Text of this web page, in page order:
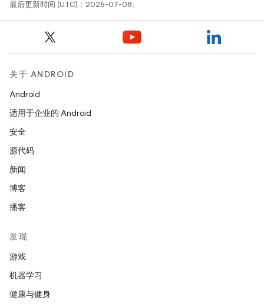
最后更新时间 (UTC)：2026-07-08。
关于 ANDROID
Android
适用于企业的 Android
安全
源代码
新闻
博客
播客
发现
游戏
机器学习
健康与健身